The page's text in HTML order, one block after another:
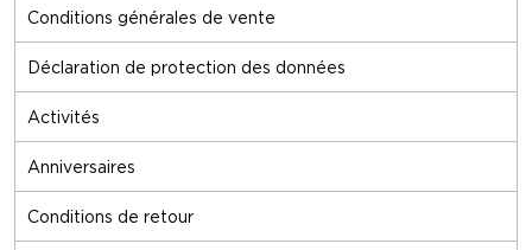
Conditions générales de vente
Déclaration de protection des données
Activités
Anniversaires
Conditions de retour